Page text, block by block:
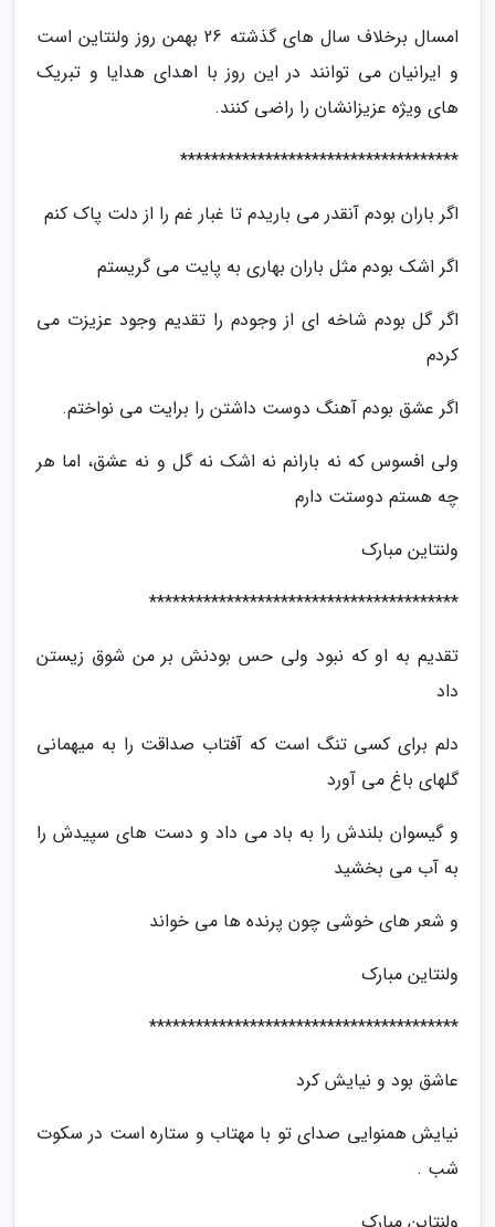
امسال برخلاف سال های گذشته 26 بهمن روز ولنتاین است
و ایرانیان می توانند در این روز با اهدای هدایا و تبریک
های ویژه عزیزانشان را راضی کنند.
************************************
اگر باران بودم آنقدر می باریدم تا غبار غم را از دلت پاک کنم
اگر اشک بودم مثل باران بهاری به پایت می گریستم
اگر گل بودم شاخه ای از وجودم را تقدیم وجود عزیزت می
کردم
اگر عشق بودم آهنگ دوست داشتن را برایت می نواختم.
ولی افسوس که نه بارانم نه اشک نه گل و نه عشق، اما هر
چه هستم دوستت دارم
ولنتاین مبارک
****************************************
تقدیم به او که نبود ولی حس بودنش بر من شوق زیستن
داد
دلم برای کسی تنگ است که آفتاب صداقت را به میهمانی
گلهای باغ می آورد
و گیسوان بلندش را به باد می داد و دست های سپیدش را
به آب می بخشید
و شعر های خوشی چون پرنده ها می خواند
ولنتاین مبارک
****************************************
عاشق بود و نیایش کرد
نیایش همنوایی صدای تو با مهتاب و ستاره است در سکوت
شب .